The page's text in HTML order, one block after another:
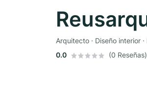
Arquitecto · Diseño interior
0.0
(0 Reseñas)